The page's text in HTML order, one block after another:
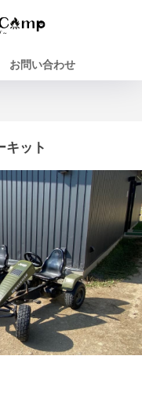
お問い合わせ
キット